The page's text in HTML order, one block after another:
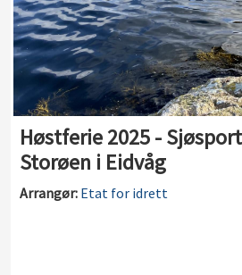
Høstferie 2025 -
Storøen i Eidvåg
Arrangør: Etat for idrett